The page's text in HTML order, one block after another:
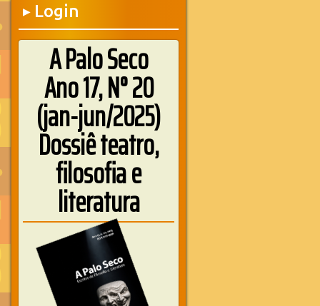
▶ Login
A Palo Seco
Ano 17, N° 20
(jan-jun/2025)
Dossiê teatro,
filosofia e
literatura